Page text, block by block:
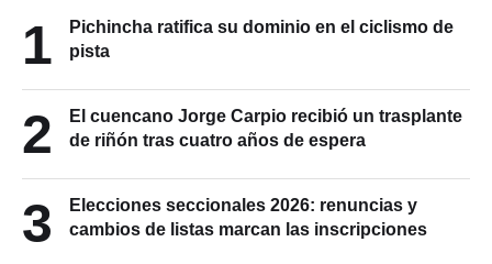
1
Pichincha ratifica su dominio en el ciclismo de
pista
2
El cuencano Jorge Carpio recibió un trasplante
de riñón tras cuatro años de espera
3
Elecciones seccionales 2026: renuncias y
cambios de listas marcan las inscripciones